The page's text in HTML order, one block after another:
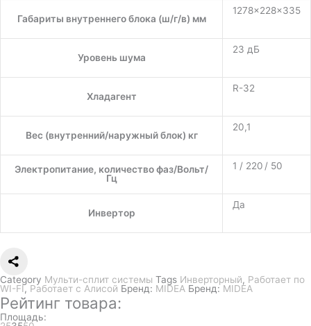
Габариты внутреннего блока (ш/г/в) мм
1278×228×335
Уровень шума
23 дБ
Хладагент
R-32
Вес (внутренний/наружный блок) кг
20,1
Электропитание, количество фаз/Вольт/
Гц
1 / 220 / 50
Инвертор
Да
Category Мульти-сплит системы Tags Инверторный, Работает по
WI-FI, Работает с Алисой Бренд: MIDEA Бренд: MIDEA
Рейтинг товара:
Площадь: